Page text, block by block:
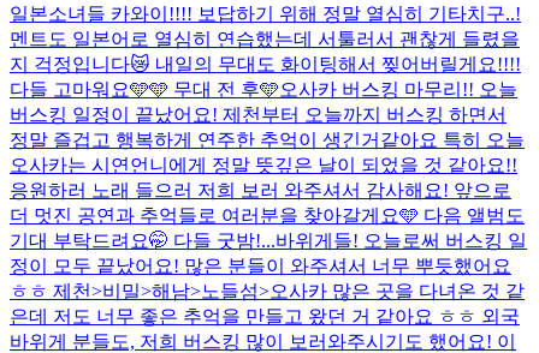
일본소녀들 카와이!!!! 보답하기 위해 정말 열심히 기타치구..!
멘트도 일본어로 열심히 연습했는데 서툴러서 괜찮게 들렸을
지 걱정입니다😿 내일의 무대도 화이팅해서 찢어버릴게요!!!!
다들 고마워요🩵🩵 무대 전 후🩵오사카 버스킹 마무리!! 오늘
버스킹 일정이 끝났어요! 제천부터 오늘까지 버스킹 하면서
정말 즐겁고 행복하게 연주한 추억이 생긴거같아요 특히 오늘
오사카는 시연언니에게 정말 뜻깊은 날이 되었을 것 같아요!!
응원하러 노래 들으러 저희 보러 와주셔서 감사해요! 앞으로
더 멋진 공연과 추억들로 여러분을 찾아갈게요🩵 다음 앨범도
기대 부탁드려요🤭 다들 굿밤!...바위게들! 오늘로써 버스킹 일
정이 모두 끝났어요! 많은 분들이 와주셔서 너무 뿌듯했어요
ㅎㅎ 제천>비밀>해남>노들섬>오사카 많은 곳을 다녀온 것 같
은데 저도 너무 좋은 추억을 만들고 왔던 거 같아요 ㅎㅎ 외국
바위게 분들도, 저희 버스킹 많이 보러와주시기도 했어요! 이